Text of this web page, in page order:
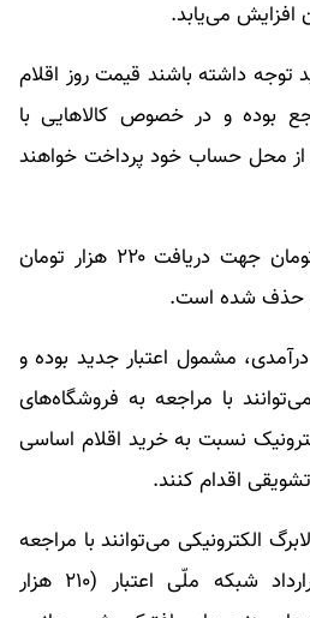
توجه داشته باشند قیمت روز اقلام
بوده و در خصوص کالا‌هایی با
از محل حساب خود پرداخت خواهند
۳- شرط خرید ۲۰۰ هزار تومان جهت دریافت ۲۲۰ هزار تومان
حذف شده است.
مشمول اعتبار جدید بوده و
با مراجعه به فروشگاه‌های
نسبت به خرید اقلام اساسی
اقدام کنند.
الکترونیکی می‌توانند با مراجعه
به فروشگاه‌های طرف قرارداد شبکه ملّی اعتبار (۲۱۰ هزار